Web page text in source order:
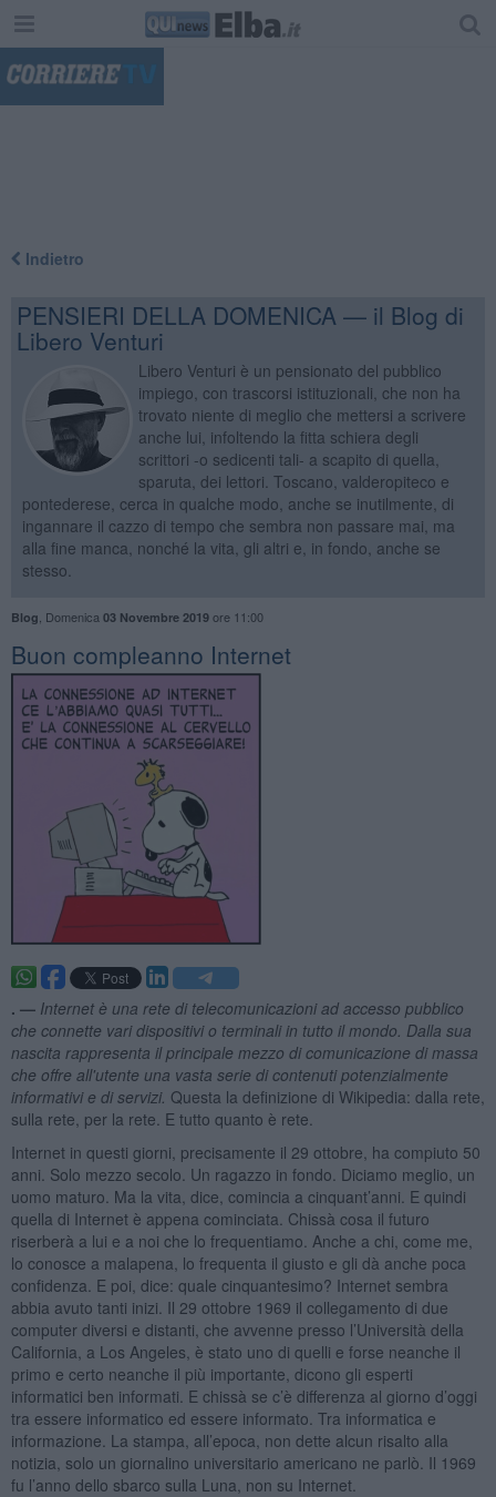
Indietro
PENSIERI DELLA DOMENICA — il Blog di
Libero Venturi
Libero Venturi è un pensionato del pubblico
impiego, con trascorsi istituzionali, che non ha
trovato niente di meglio che mettersi a scrivere
anche lui, infoltendo la fitta schiera degli
scrittori -o sedicenti tali- a scapito di quella,
sparuta, dei lettori. Toscano, valderopiteco e
pontederese, cerca in qualche modo, anche se inutilmente, di
ingannare il cazzo di tempo che sembra non passare mai, ma
alla fine manca, nonché la vita, gli altri e, in fondo, anche se
stesso.
Blog Domenica 03 Novembre 2019ore 11:00
​Buon compleanno Internet
. — Internet è una rete di telecomunicazioni ad accesso pubblico
che connette vari dispositivi o terminali in tutto il mondo. Dalla sua
nascita rappresenta il principale mezzo di comunicazione di massa
che offre all'utente una vasta serie di contenuti potenzialmente
informativi e di servizi. Questa la definizione di Wikipedia: dalla rete,
sulla rete, per la rete. E tutto quanto è rete.
Internet in questi giorni, precisamente il 29 ottobre, ha compiuto 50
anni. Solo mezzo secolo. Un ragazzo in fondo. Diciamo meglio, un
uomo maturo. Ma la vita, dice, comincia a cinquant’anni. E quindi
quella di Internet è appena cominciata. Chissà cosa il futuro
riserberà a lui e a noi che lo frequentiamo. Anche a chi, come me,
lo conosce a malapena, lo frequenta il giusto e gli dà anche poca
confidenza. E poi, dice: quale cinquantesimo? Internet sembra
abbia avuto tanti inizi. Il 29 ottobre 1969 il collegamento di due
computer diversi e distanti, che avvenne presso l’Università della
California, a Los Angeles, è stato uno di quelli e forse neanche il
primo e certo neanche il più importante, dicono gli esperti
informatici ben informati. E chissà se c’è differenza al giorno d’oggi
tra essere informatico ed essere informato. Tra informatica e
informazione. La stampa, all’epoca, non dette alcun risalto alla
notizia, solo un giornalino universitario americano ne parlò. Il 1969
fu l’anno dello sbarco sulla Luna, non su Internet.